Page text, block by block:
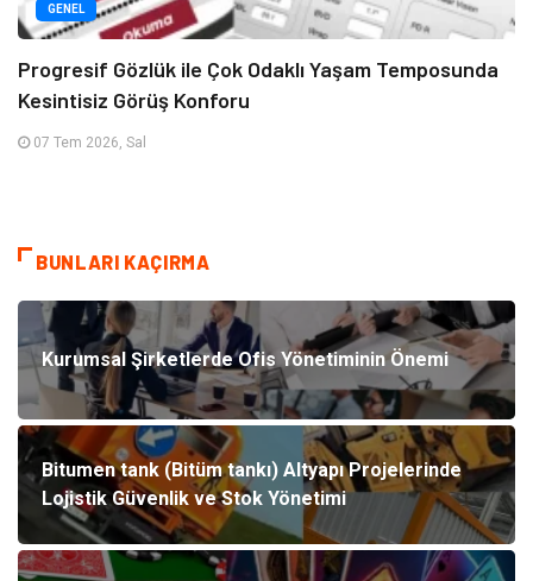
GENEL
Progresif Gözlük ile Çok Odaklı Yaşam Temposunda
Kesintisiz Görüş Konforu
07 Tem 2026, Sal
BUNLARI KAÇIRMA
Kurumsal Şirketlerde Ofis Yönetiminin Önemi
Bitumen tank (Bitüm tankı) Altyapı Projelerinde
Lojistik Güvenlik ve Stok Yönetimi